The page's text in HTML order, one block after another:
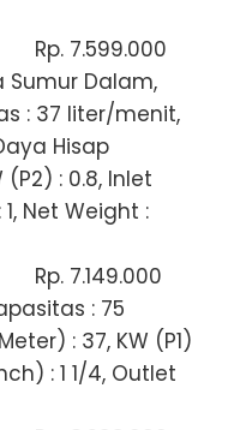
Rp. 7.599.000
Sumur Dalam,
: 37 liter/menit,
Hisap
(P2) : 0.8, Inlet
Net Weight :
Rp. 7.149.000
: 75
: 37, KW (P1)
: 1 1/4, Outlet